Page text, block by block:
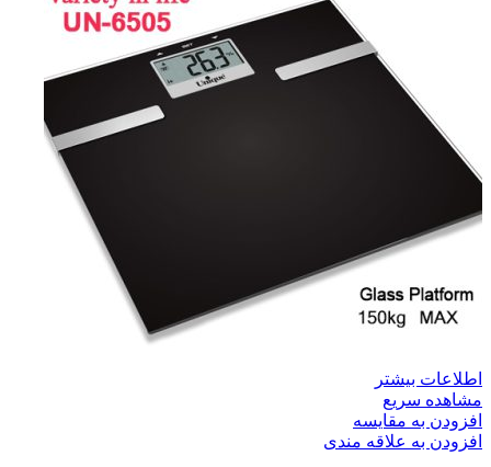
اطلاعات بیشتر
مشاهده سریع
افزودن به مقایسه
افزودن به علاقه مندی